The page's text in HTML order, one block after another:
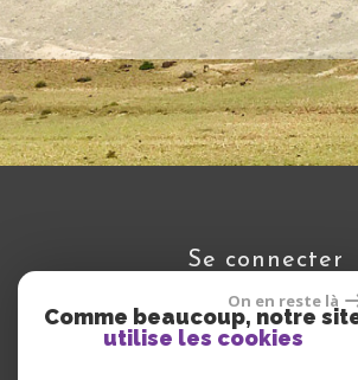
On en reste là
Comme beaucoup, notre
utilise les cookies
se connecter